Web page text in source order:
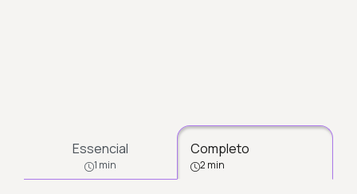
Essencial
1 min
Completo
2 min